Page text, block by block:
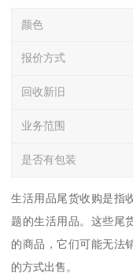
颜色
报价方式
回收新旧
业务范围
是否有包装
生活用品尾货收购是指
题的生活用品。这些尾
的商品，它们可能无法
的方式出售。